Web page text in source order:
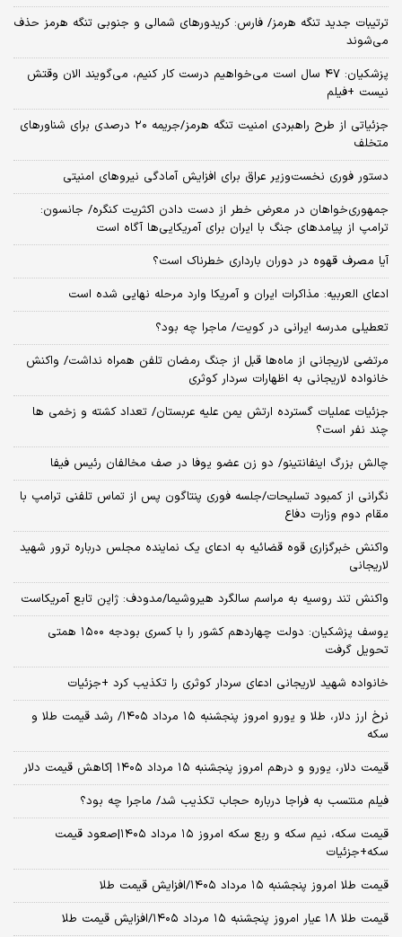
ترتیبات جدید تنگه هرمز/ فارس: کریدورهای شمالی و جنوبی تنگه هرمز حذف
می‌شوند
پزشکیان: ۴۷ سال است می‌خواهیم درست کار کنیم، می‌گویند الان وقتش
نیست +فیلم
جزئیاتی از طرح راهبردی امنیت تنگه هرمز/جریمه ۲۰ درصدی برای شناورهای
متخلف
دستور فوری نخست‌وزیر عراق برای افزایش آمادگی نیروهای امنیتی
جمهوری‌خواهان در معرض خطر از دست دادن اکثریت کنگره/ جانسون:
ترامپ از پیامدهای جنگ با ایران برای آمریکایی‌ها آگاه است
آیا مصرف قهوه در دوران بارداری خطرناک است؟
ادعای العربیه: مذاکرات ایران و آمریکا وارد مرحله نهایی شده است
تعطیلی مدرسه ایرانی در کویت/ ماجرا چه بود؟
مرتضی لاریجانی از ماه‌ها قبل از جنگ رمضان تلفن همراه نداشت/ واکنش
خانواده لاریجانی به اظهارات سردار کوثری
جزئیات عملیات گسترده ارتش یمن علیه عربستان/ تعداد کشته و زخمی ها
چند نفر است؟
چالش بزرگ اینفانتینو/ دو زن عضو یوفا در صف مخالفان رئیس فیفا
نگرانی از کمبود تسلیحات/جلسه فوری پنتاگون پس از تماس تلفنی ترامپ با
مقام دوم وزارت دفاع
واکنش خبرگزاری قوه قضائیه به ادعای یک نماینده مجلس درباره ترور شهید
لاریجانی
واکنش تند روسیه به مراسم سالگرد هیروشیما/مدودف: ژاپن تابع آمریکاست
یوسف پزشکیان: دولت چهاردهم کشور را با کسری بودجه ۱۵۰۰ همتی
تحویل گرفت
خانواده شهید لاریجانی ادعای سردار کوثری را تکذیب کرد +جزئیات
نرخ ارز دلار، طلا و یورو امروز پنجشنبه ۱۵ مرداد ۱۴۰۵/ رشد قیمت طلا و
سکه
قیمت دلار، یورو و درهم امروز پنجشنبه ۱۵ مرداد ۱۴۰۵ |کاهش قیمت دلار
فیلم منتسب به فراجا درباره حجاب تکذیب شد/ ماجرا چه بود؟
قیمت سکه، نیم سکه و ربع سکه امروز ۱۵ مرداد ۱۴۰۵|صعود قیمت
سکه+جزئیات
قیمت طلا امروز پنجشنبه ۱۵ مرداد ۱۴۰۵/افزایش قیمت طلا
قیمت طلا ۱۸ عیار امروز پنجشنبه ۱۵ مرداد ۱۴۰۵/افزایش قیمت طلا